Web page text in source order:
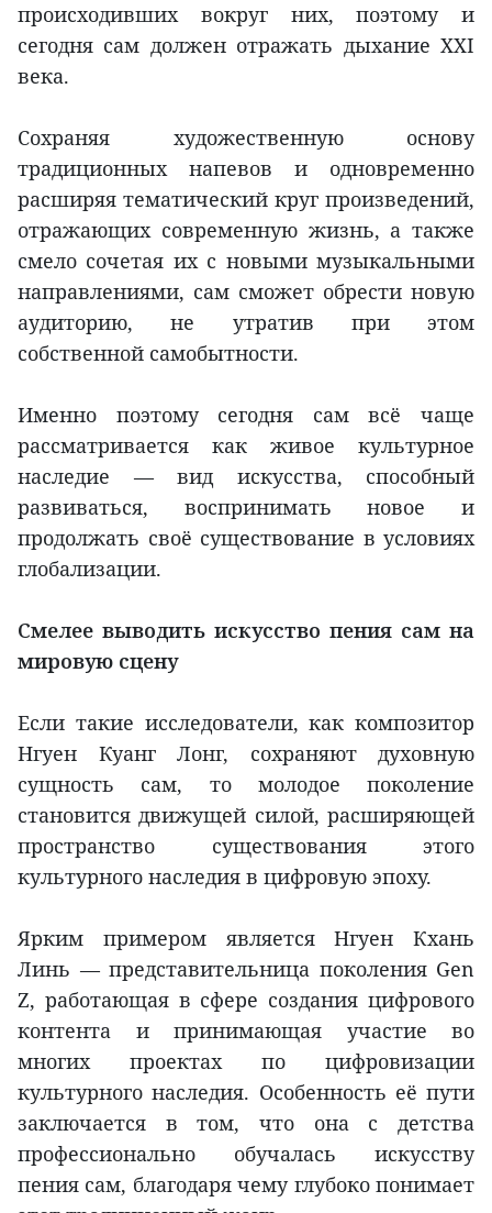
происходивших вокруг них, поэтому и
сегодня сам должен отражать дыхание XXI
века.
Сохраняя художественную основу
традиционных напевов и одновременно
расширяя тематический круг произведений,
отражающих современную жизнь, а также
смело сочетая их с новыми музыкальными
направлениями, сам сможет обрести новую
аудиторию, не утратив при этом
собственной самобытности.
Именно поэтому сегодня сам всё чаще
рассматривается как живое культурное
наследие — вид искусства, способный
развиваться, воспринимать новое и
продолжать своё существование в условиях
глобализации.
Смелее выводить искусство пения сам на
мировую сцену
Если такие исследователи, как композитор
Нгуен Куанг Лонг, сохраняют духовную
сущность сам, то молодое поколение
становится движущей силой, расширяющей
пространство существования этого
культурного наследия в цифровую эпоху.
Ярким примером является Нгуен Кхань
Линь — представительница поколения Gen
Z, работающая в сфере создания цифрового
контента и принимающая участие во
многих проектах по цифровизации
культурного наследия. Особенность её пути
заключается в том, что она с детства
профессионально обучалась искусству
пения сам, благодаря чему глубоко понимает